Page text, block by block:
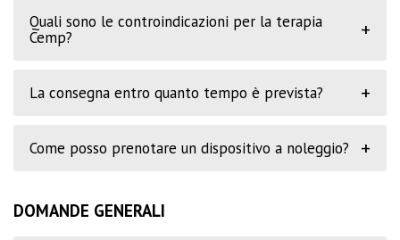
Quali sono le controindicazioni per la terapia
Cemp?
+
La consegna entro quanto tempo è prevista? +
Come posso prenotare un dispositivo a noleggio? +
DOMANDE GENERALI